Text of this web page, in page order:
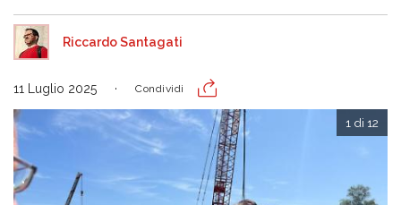
Riccardo Santagati
11 Luglio 2025 Condividi
1 di 12